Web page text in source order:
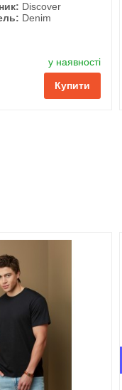
Discover
Denim
у наявності
Купити
Чорний